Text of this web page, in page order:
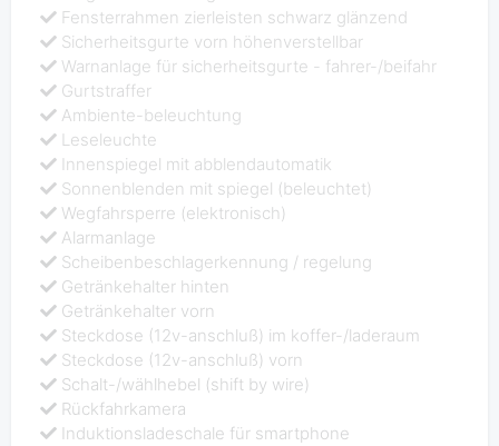
Fensterrahmen zierleisten schwarz glänzend
Sicherheitsgurte vorn höhenverstellbar
Warnanlage für sicherheitsgurte - fahrer-/beifahr
Gurtstraffer
Ambiente-beleuchtung
Leseleuchte
Innenspiegel mit abblendautomatik
Sonnenblenden mit spiegel (beleuchtet)
Wegfahrsperre (elektronisch)
Alarmanlage
Scheibenbeschlagerkennung / regelung
Getränkehalter hinten
Getränkehalter vorn
Steckdose (12v-anschluß) im koffer-/laderaum
Steckdose (12v-anschluß) vorn
Schalt-/wählhebel (shift by wire)
Rückfahrkamera
Induktionsladeschale für smartphone